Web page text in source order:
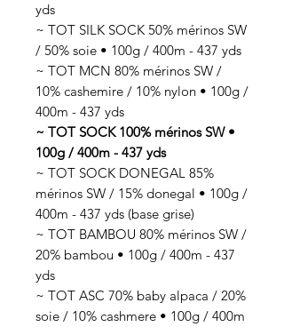
yds
~ TOT SILK SOCK 50% mérinos SW
/ 50% soie • 100g / 400m - 437 yds
~ TOT MCN 80% mérinos SW /
10% cashemire / 10% nylon • 100g /
400m - 437 yds
~ TOT SOCK 100% mérinos SW •
100g / 400m - 437 yds
~ TOT SOCK DONEGAL 85%
mérinos SW / 15% donegal • 100g /
400m - 437 yds (base grise)
~ TOT BAMBOU 80% mérinos SW /
20% bambou • 100g / 400m - 437
yds
~ TOT ASC 70% baby alpaca / 20%
soie / 10% cashmere • 100g / 400m